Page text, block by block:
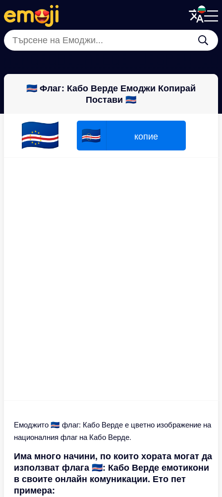
Menu
Close
Menu
Close
🇨🇻 Флаг: Кабо Верде Емоджи Копирай
Постави 🇨🇻
🇨🇻 🇨🇻 копие
Емоджито 🇨🇻 флаг: Кабо Верде е цветно изображение на
националния флаг на Кабо Верде.
Има много начини, по които хората могат да
използват флага 🇨🇻: Кабо Верде емотикони
в своите онлайн комуникации. Ето пет
примера: